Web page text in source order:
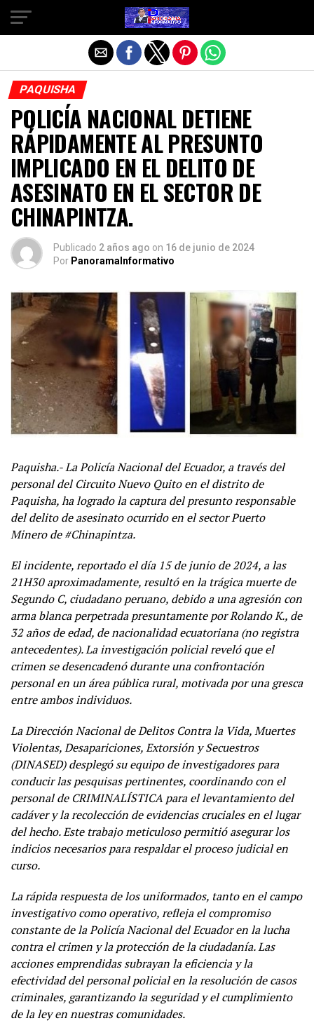
PAQUISHA
POLICÍA NACIONAL DETIENE
RÁPIDAMENTE AL PRESUNTO
IMPLICADO EN EL DELITO DE
ASESINATO EN EL SECTOR DE
CHINAPINTZA.
Publicado 2 años ago on 16 de junio de 2024
Por PanoramaInformativo
Paquisha.- La Policía Nacional del Ecuador, a través del
personal del Circuito Nuevo Quito en el distrito de
Paquisha, ha logrado la captura del presunto responsable
del delito de asesinato ocurrido en el sector Puerto
Minero de #Chinapintza.
El incidente, reportado el día 15 de junio de 2024, a las
21H30 aproximadamente, resultó en la trágica muerte de
Segundo C, ciudadano peruano, debido a una agresión con
arma blanca perpetrada presuntamente por Rolando K., de
32 años de edad, de nacionalidad ecuatoriana (no registra
antecedentes). La investigación policial reveló que el
crimen se desencadenó durante una confrontación
personal en un área pública rural, motivada por una gresca
entre ambos individuos.
La Dirección Nacional de Delitos Contra la Vida, Muertes
Violentas, Desapariciones, Extorsión y Secuestros
(DINASED) desplegó su equipo de investigadores para
conducir las pesquisas pertinentes, coordinando con el
personal de CRIMINALÍSTICA para el levantamiento del
cadáver y la recolección de evidencias cruciales en el lugar
del hecho. Este trabajo meticuloso permitió asegurar los
indicios necesarios para respaldar el proceso judicial en
curso.
La rápida respuesta de los uniformados, tanto en el campo
investigativo como operativo, refleja el compromiso
constante de la Policía Nacional del Ecuador en la lucha
contra el crimen y la protección de la ciudadanía. Las
acciones emprendidas subrayan la eficiencia y la
efectividad del personal policial en la resolución de casos
criminales, garantizando la seguridad y el cumplimiento
de la ley en nuestras comunidades.
Salir de la versión móvil